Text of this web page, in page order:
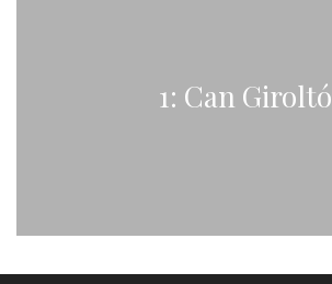
1: Can Giroltó